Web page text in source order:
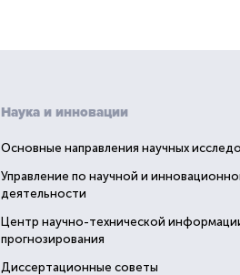
Наука и инновации
Основные направления научных
Управление по научной и
деятельности
Центр научно-технической
прогнозирования
Диссертационные советы